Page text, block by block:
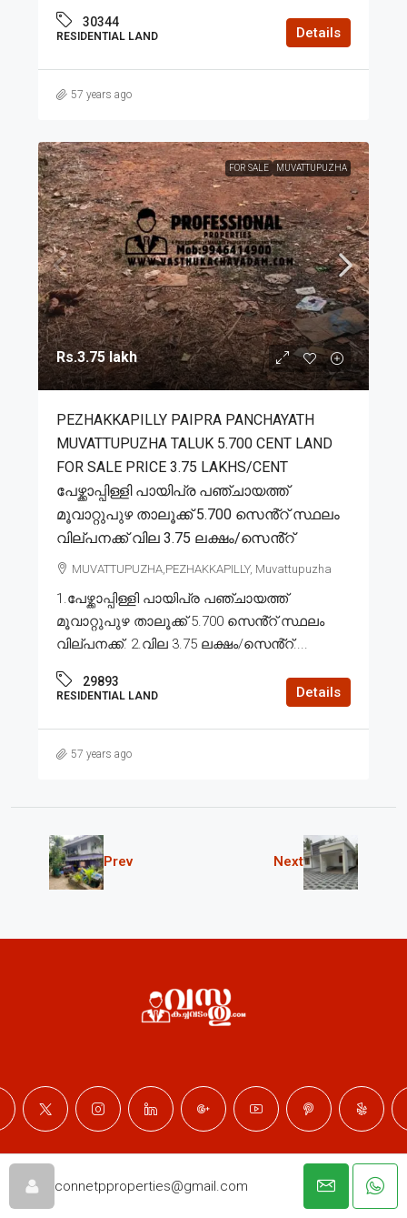
30344
RESIDENTIAL LAND Details
57 years ago
FOR SALE MUVATTUPUZHA
Rs.3.75 lakh
PEZHAKKAPILLY PAIPRA PANCHAYATH
MUVATTUPUZHA TALUK 5.700 CENT LAND
FOR SALE PRICE 3.75 LAKHS/CENT
പേഴ്ക്കാപ്പിള്ളി പായിപ്ര പഞ്ചായത്ത്
മൂവാറ്റുപുഴ താലൂക്ക് 5.700 സെൻ്റ് സ്ഥലം
വില്പനക്ക് വില 3.75 ലക്ഷം/സെൻ്റ്
MUVATTUPUZHA,PEZHAKKAPILLY, Muvattupuzha
1.പേഴ്ക്കാപ്പിള്ളി പായിപ്ര പഞ്ചായത്ത്
മൂവാറ്റുപുഴ താലൂക്ക് 5.700 സെൻ്റ് സ്ഥലം
വില്പനക്ക്. 2.വില 3.75 ലക്ഷം/സെൻ്റ്....
29893
RESIDENTIAL LAND Details
57 years ago
Prev Next
connetpproperties@gmail.com
© Professional Properties - All rights reserved